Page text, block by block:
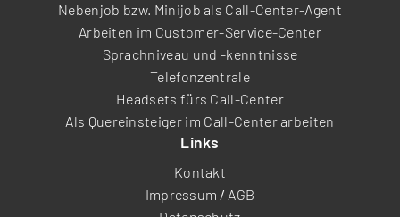
Nebenjob bzw. Minijob als Call-Center-Agent
Arbeiten im Customer-Service-Center
Sprachniveau und -kenntnisse
Telefonzentrale
Headsets fürs Call-Center
Als Quereinsteiger im Call-Center arbeiten
Links
Kontakt
Impressum / AGB